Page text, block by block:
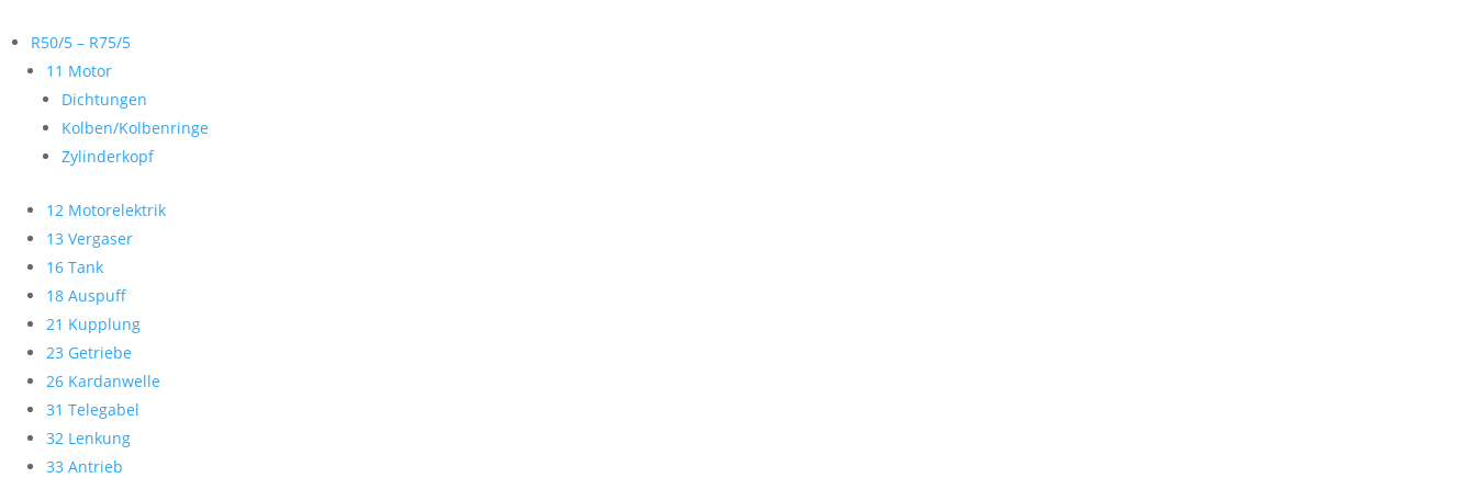
R50/5 – R75/5
11 Motor
Dichtungen
Kolben/Kolbenringe
Zylinderkopf
12 Motorelektrik
13 Vergaser
16 Tank
18 Auspuff
21 Kupplung
23 Getriebe
26 Kardanwelle
31 Telegabel
32 Lenkung
33 Antrieb